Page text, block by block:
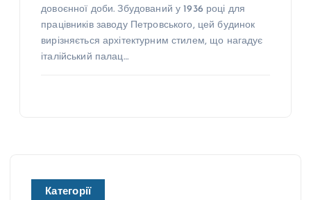
довоєнної доби. Збудований у 1936 році для
працівників заводу Петровського, цей будинок
вирізняється архітектурним стилем, що нагадує
італійський палац…
Категорії